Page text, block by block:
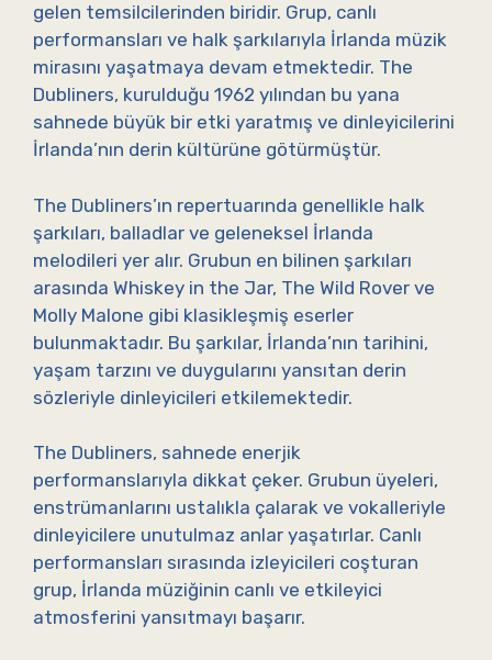
gelen temsilcilerinden biridir. Grup, canlı
performansları ve halk şarkılarıyla İrlanda müzik
mirasını yaşatmaya devam etmektedir. The
Dubliners, kurulduğu 1962 yılından bu yana
sahnede büyük bir etki yaratmış ve dinleyicilerini
İrlanda’nın derin kültürüne götürmüştür.
The Dubliners’ın repertuarında genellikle halk
şarkıları, balladlar ve geleneksel İrlanda
melodileri yer alır. Grubun en bilinen şarkıları
arasında Whiskey in the Jar, The Wild Rover ve
Molly Malone gibi klasikleşmiş eserler
bulunmaktadır. Bu şarkılar, İrlanda’nın tarihini,
yaşam tarzını ve duygularını yansıtan derin
sözleriyle dinleyicileri etkilemektedir.
The Dubliners, sahnede enerjik
performanslarıyla dikkat çeker. Grubun üyeleri,
enstrümanlarını ustalıkla çalarak ve vokalleriyle
dinleyicilere unutulmaz anlar yaşatırlar. Canlı
performansları sırasında izleyicileri coşturan
grup, İrlanda müziğinin canlı ve etkileyici
atmosferini yansıtmayı başarır.